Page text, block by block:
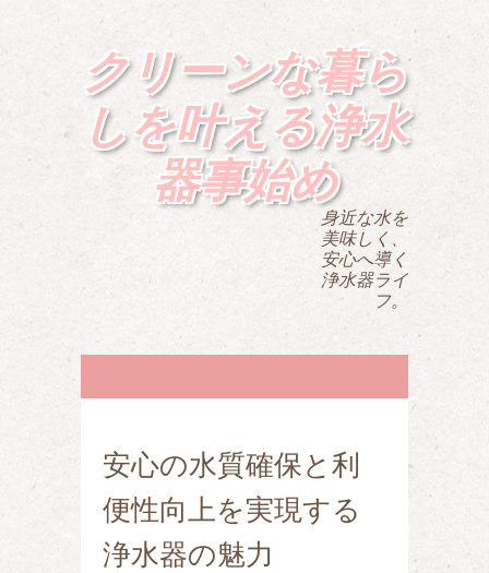
クリーンな暮ら
しを叶える浄水
器事始め
身近な水を
美味しく、
安心へ導く
浄水器ライ
フ。
安心の水質確保と利
便性向上を実現する
浄水器の魅力